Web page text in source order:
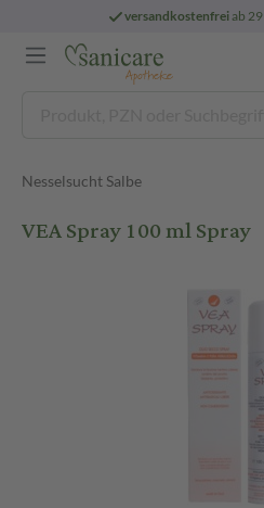
versandkostenfreiab
Nesselsucht Salbe
VEA Spray 100 ml Spray